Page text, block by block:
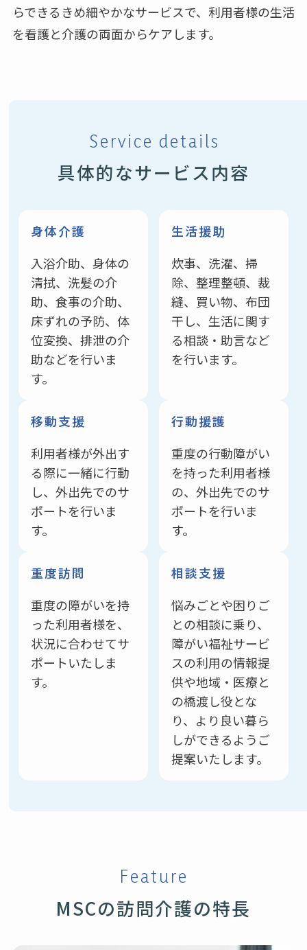
らできるきめ細やかなサービスで、利用者様の生活
を看護と介護の両面からケアします。
Service details
具体的なサービス内容
身体介護
入浴介助、身体の
清拭、洗髪の介
助、食事の介助、
床ずれの予防、体
位変換、排泄の介
助などを行いま
す。
生活援助
炊事、洗濯、掃
除、整理整頓、裁
縫、買い物、布団
干し、生活に関す
る相談・助言など
を行います。
移動支援
利用者様が外出す
る際に一緒に行動
し、外出先でのサ
ポートを行いま
す。
行動援護
重度の行動障がい
を持った利用者様
の、外出先でのサ
ポートを行いま
す。
重度訪問
重度の障がいを持
った利用者様を、
状況に合わせてサ
ポートいたしま
す。
相談支援
悩みごとや困りご
との相談に乗り、
障がい福祉サービ
スの利用の情報提
供や地域・医療と
の橋渡し役とな
り、より良い暮ら
しができるようご
提案いたします。
Feature
MSCの訪問介護の特長